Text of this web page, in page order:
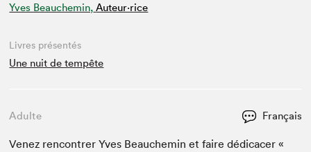
Yves Beauchemin, Auteur·rice
Livres présentés
Une nuit de tempête
Adulte Français
Venez ren­con­tr­er Yves Beau­chemin et faire dédi­cac­er «